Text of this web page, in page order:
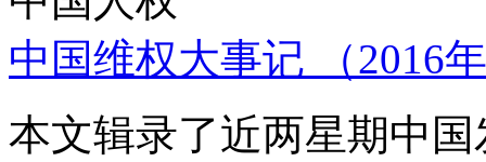
中国维权大事记 （2016
本文辑录了近两星期中